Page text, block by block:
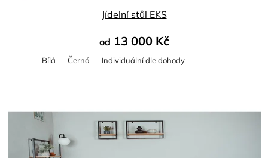
Jídelní stůl EKS
produktu
od 13 000 Kč
Bílá Černá Individuální dle dohody